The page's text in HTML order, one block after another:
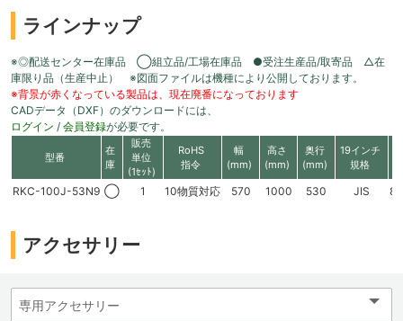
ラインナップ
※◎配送センター在庫品 ◯組立品/工場在庫品 ●受注生産品/取寄品 △在
庫限り品（生産中止） ※図面ファイルは機種により公開しております。
※背景が赤くなっている製品は、現在廃番になっております
CADデータ（DXF）のダウンロードには、
ログイン / 会員登録が必要です。
型番
在
庫
販売
単位
(1ｾｯﾄ)
RoHS
指令
幅
(mm)
高さ
(mm)
奥行
(mm)
19インチ
規格
RKC-100J-53N9 ◯ 1 10物質対応 570 1000 530 JIS
アクセサリー